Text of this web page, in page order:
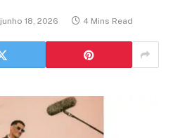
junho 18, 2026 4 Mins Read